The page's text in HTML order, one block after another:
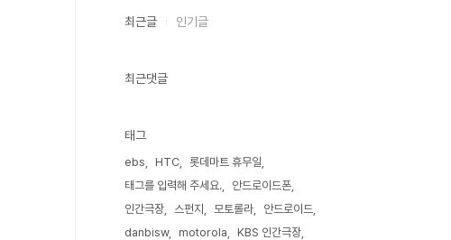
최근글 인기글
최근댓글
태그
ebs HTC
롯데마트 휴무일
태그를 입력해 주세요.
안드로이드폰
인간극장
스펀지 모토롤라
안드로이드
danbisw
motorola
KBS 인간극장